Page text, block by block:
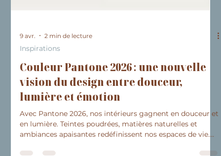
9 avr. 2 min de lecture
Inspirations
Couleur Pantone 2026 : une nouvelle
vision du design entre douceur,